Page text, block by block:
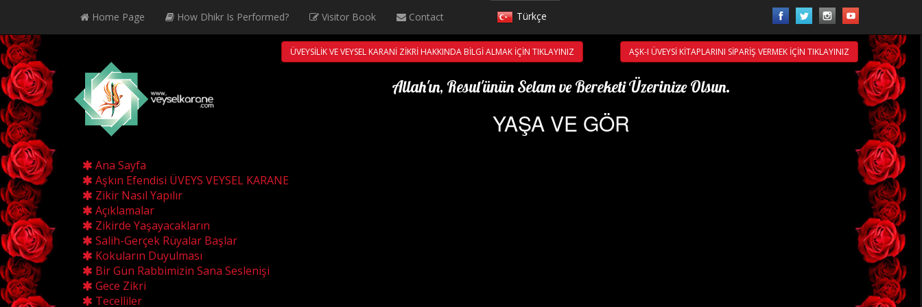
Home Page How Dhikr Is Performed? Visitor Book Contact Türkçe
English
Deutsch
Français
ÜVEYSİLİK VE VEYSEL KARANİ ZİKRİ HAKKINDA BİLGİ ALMAK İÇİN TIKLAYINIZ AŞK-I ÜVEYSİ KİTAPLARINI SİPARİŞ VERMEK İÇİN TIKLAYINIZ
Allah'ın, Resul'ünün Selam ve Bereketi Üzerinize Olsun.
YAŞA VE GÖR
Ana Sayfa
Aşkın Efendisi ÜVEYS VEYSEL KARANE
Zikir Nasıl Yapılır
Açıklamalar
Zikirde Yaşayacakların
Salih-Gerçek Rüyalar Başlar
Kokuların Duyulması
Bir Gün Rabbimizin Sana Seslenişi
Gece Zikri
Tecelliler